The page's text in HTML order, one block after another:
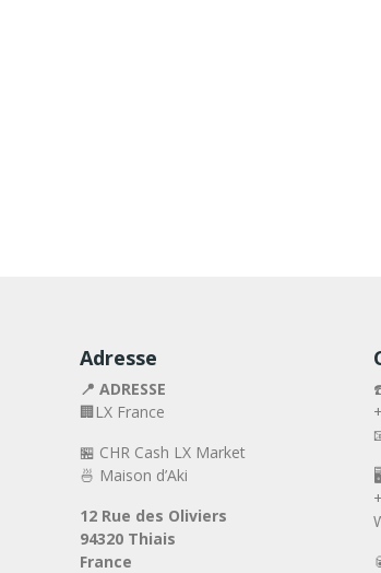
Adresse
📍 ADRESSE
🏢LX France
🏪 CHR Cash LX Market
🍜 Maison d’Aki
12 Rue des Oliviers
94320 Thiais
France